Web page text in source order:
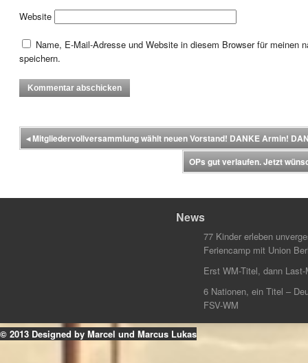
Website
Name, E-Mail-Adresse und Website in diesem Browser für meinen
speichern.
◂Mitgliedervollversammlung wählt neuen Vorstand! DANKE Armin!
OPs gut verlaufen. Jetzt
News
77 Kinder erleben
Feriencamp mit Union
Erst WM-Titel, dann
6 Nationen, ein Titel –
FSV-WM
© 2013 Designed by Marcel und Marcus Lukas